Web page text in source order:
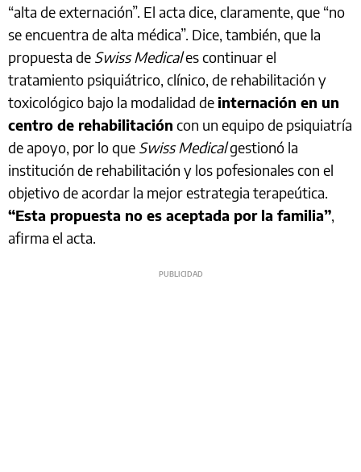
“alta de externación”. El acta dice, claramente, que “no
se encuentra de alta médica”. Dice, también, que la
propuesta de Swiss Medicales continuar el
tratamiento psiquiátrico, clínico, de rehabilitación y
toxicológico bajo la modalidad deinternación en un
centro de rehabilitación con un equipo de psiquiatría
de apoyo, por lo que Swiss Medicalgestionó la
institución de rehabilitación y los pofesionales con el
objetivo de acordar la mejor estrategia terapeútica.
“Esta propuesta no es aceptada por la familia”,
afirma el acta.